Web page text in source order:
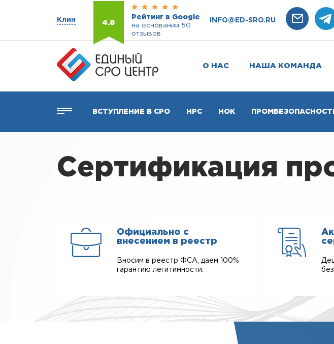
Клин 4.8
Рейтинг в Google
на основании 50
отзывов
INFO@ED-SRO.RU
О НАС НАША КОМАНДА
ВСТУПЛЕНИЕ В СРО НРС НОК
Сертификация
Официально с
внесением в реестр
Вносим в реестр ФСА, даем 100%
гарантию легитимности.